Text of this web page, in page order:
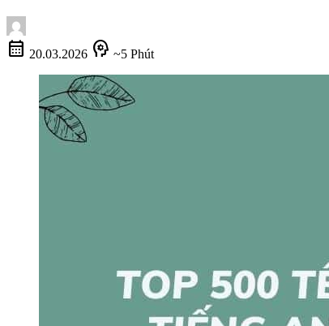
calendar_month 20.03.2026 psychology ~5 Phút